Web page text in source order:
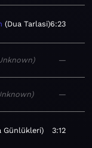
Dua Tarlasi 6:23
—
—
Günlükleri 3:12